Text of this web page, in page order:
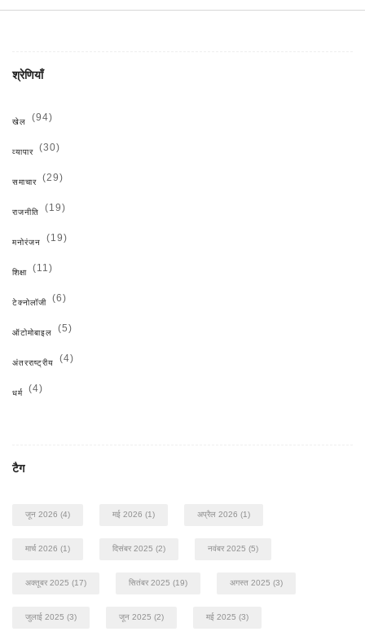
श्रेणियाँ
खेल (94)
व्यापार (30)
समाचार (29)
राजनीति (19)
मनोरंजन (19)
शिक्षा (11)
टेक्नोलॉजी (6)
ऑटोमोबाइल (5)
अंतरराष्ट्रीय (4)
धर्म (4)
टैग
जून 2026 (4) मई 2026 (1) अप्रैल 2026 (1)
मार्च 2026 (1) दिसंबर 2025 (2) नवंबर 2025 (5)
अक्तूबर 2025 (17) सितंबर 2025 (19) अगस्त 2025 (3)
जुलाई 2025 (3) जून 2025 (2) मई 2025 (3)